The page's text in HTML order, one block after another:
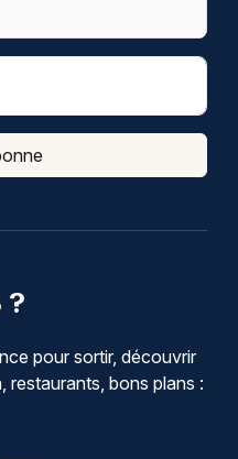
?
pour sortir, découvrir
restaurants, bons plans :